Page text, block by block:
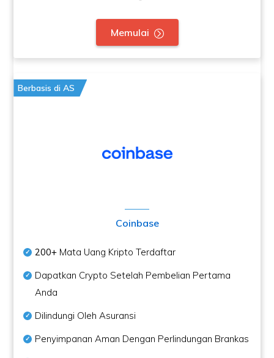
Memulai
Berbasis di AS
Coinbase
200+ Mata Uang Kripto Terdaftar
Dapatkan Crypto Setelah Pembelian Pertama
Anda
Dilindungi Oleh Asuransi
Penyimpanan Aman Dengan Perlindungan Brankas